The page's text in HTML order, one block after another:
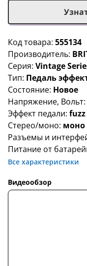
Код товара: 555134
Производитель:
Серия: Vintage
Тип: Педаль
Состояние: Новое
Напряжение, Вольт:
Эффект педали: fuzz
Стерео/моно: моно
Разъемы и
Питание от
Все характеристики
Видеообзор